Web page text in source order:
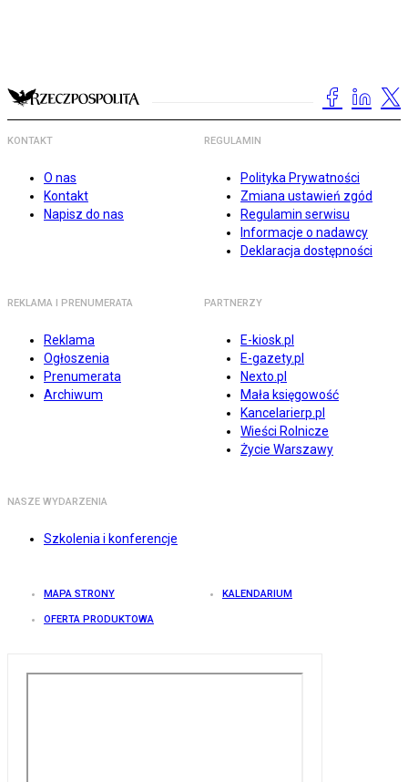
KONTAKT
O nas
Kontakt
Napisz do nas
REGULAMIN
Polityka Prywatności
Zmiana ustawień zgód
Regulamin serwisu
Informacje o nadawcy
Deklaracja dostępności
REKLAMA I PRENUMERATA
Reklama
Ogłoszenia
Prenumerata
Archiwum
PARTNERZY
E-kiosk.pl
E-gazety.pl
Nexto.pl
Mała księgowość
Kancelarierp.pl
Wieści Rolnicze
Życie Warszawy
NASZE WYDARZENIA
Szkolenia i konferencje
MAPA STRONY KALENDARIUM
OFERTA PRODUKTOWA